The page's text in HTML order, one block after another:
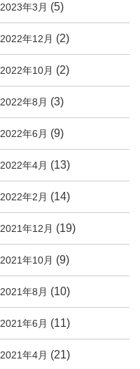
2023年3月 (5)
2022年12月 (2)
2022年10月 (2)
2022年8月 (3)
2022年6月 (9)
2022年4月 (13)
2022年2月 (14)
2021年12月 (19)
2021年10月 (9)
2021年8月 (10)
2021年6月 (11)
2021年4月 (21)